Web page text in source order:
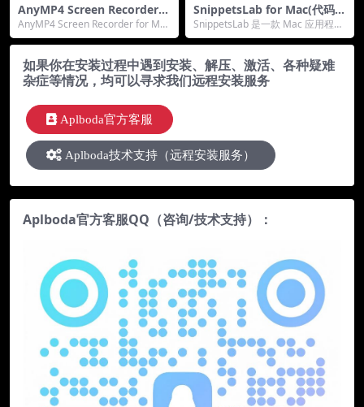
AnyMP4 Screen Recorder f
or Mac(视频捕获与录制工具)
v2.1.6中文版
AnyMP4 Screen Recorder for Mac
版是一款国外专业的M...
SnippetsLab for Mac(代码片
段管理器)v2.6.1中文版
SnippetsLab 是一款 Mac 应用程
序，可保存、组织和共享代码片
段。它...
如果你在安装过程中遇到安装、解压、激活、各种疑难
杂症等情况，均可以寻求我们远程安装服务
Aplboda官方客服
Aplboda技术支持（远程安装服务）
Aplboda官方客服QQ（咨询/技术支持）：